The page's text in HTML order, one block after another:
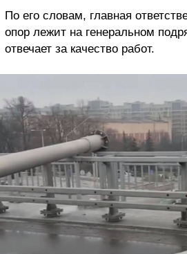
По его словам, главная
опор лежит на генеральном
отвечает за качество работ.